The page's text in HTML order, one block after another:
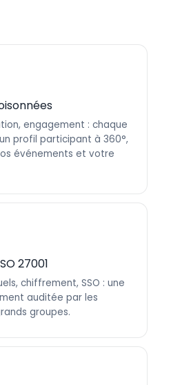
engagement : chaque
profil participant à 360°,
événements et votre
27001
chiffrement, SSO : une
auditée par les
groupes.